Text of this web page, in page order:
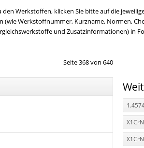
Werkstoffen, klicken Sie bitte auf die
Werkstoffnummer, Kurzname, Normen,
und Zusatzinformationen) in
Seite 368 von 640